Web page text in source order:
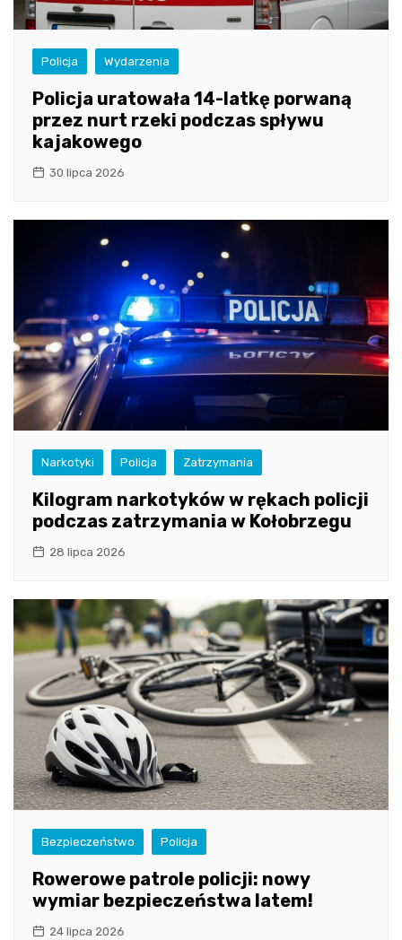
Policja Wydarzenia
Policja uratowała 14-latkę porwaną
przez nurt rzeki podczas spływu
kajakowego
30 lipca 2026
Narkotyki Policja Zatrzymania
Kilogram narkotyków w rękach policji
podczas zatrzymania w Kołobrzegu
28 lipca 2026
Bezpieczeństwo Policja
Rowerowe patrole policji: nowy
wymiar bezpieczeństwa latem!
24 lipca 2026